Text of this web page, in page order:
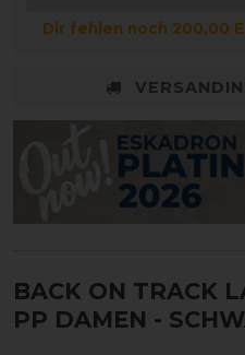
Dir fehlen noch 200,00
BACK ON TRACK
PP DAMEN -